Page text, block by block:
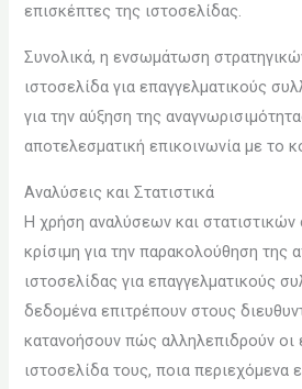
επισκέπτες της ιστοσελίδας.
Συνολικά, η ενσωμάτωση
ιστοσελίδα για επαγγελματικούς
για την αύξηση της
αποτελεσματική επικοινωνία με το
Αναλύσεις και Στατιστικά
Η χρήση αναλύσεων και στατιστικών
κρίσιμη για την παρακολούθηση της
ιστοσελίδας για επαγγελματικούς
δεδομένα επιτρέπουν στους
κατανοήσουν πώς αλληλεπιδρούν οι
ιστοσελίδα τους, ποια περιεχόμενα